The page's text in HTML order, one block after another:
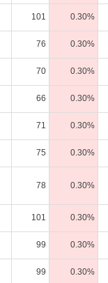
101 0.30%
76 0.30%
70 0.30%
66 0.30%
71 0.30%
75 0.30%
78 0.30%
101 0.30%
99 0.30%
99 0.30%